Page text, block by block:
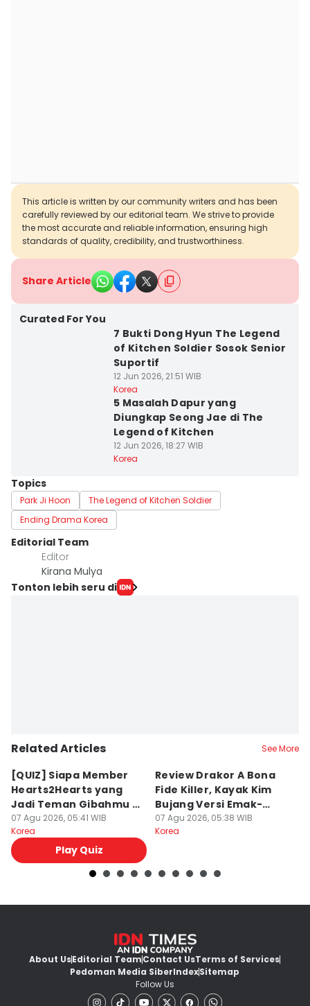
This article is written by our community writers and has been
carefully reviewed by our editorial team. We strive to provide
the most accurate and reliable information, ensuring high
standards of quality, credibility, and trustworthiness.
Share Article
Curated For You
7 Bukti Dong Hyun The Legend
of Kitchen Soldier Sosok Senior
Suportif
12 Jun 2026, 21:51 WIB
Korea
5 Masalah Dapur yang
Diungkap Seong Jae di The
Legend of Kitchen
12 Jun 2026, 18:27 WIB
Korea
Topics
Park Ji Hoon
The Legend of Kitchen Soldier
Ending Drama Korea
Editorial Team
Editor
Kirana Mulya
Tonton lebih seru di
Related Articles See More
[QUIZ] Siapa Member
Hearts2Hearts yang
Jadi Teman Gibahmu di
Kelas?
07 Agu 2026, 05:41 WIB
Korea
Play Quiz
Review Drakor A Bona
Fide Killer, Kayak Kim
Bujang Versi Emak-
Emak!
07 Agu 2026, 05:38 WIB
Korea
About UsEditorial TeamContact UsTerms of Services
Pedoman Media SiberIndexSitemap
Follow Us